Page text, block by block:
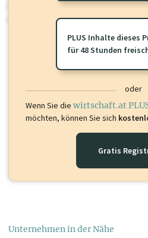
Sie momentan nicht einsehen können.
oder loggen Sie sich ein um diese
PLUS Inhalte dieses
für 48 Stunden
oder
Wenn Sie die wirtschaft.at
möchten, können Sie sich
Gratis
Unternehmen in der Nähe